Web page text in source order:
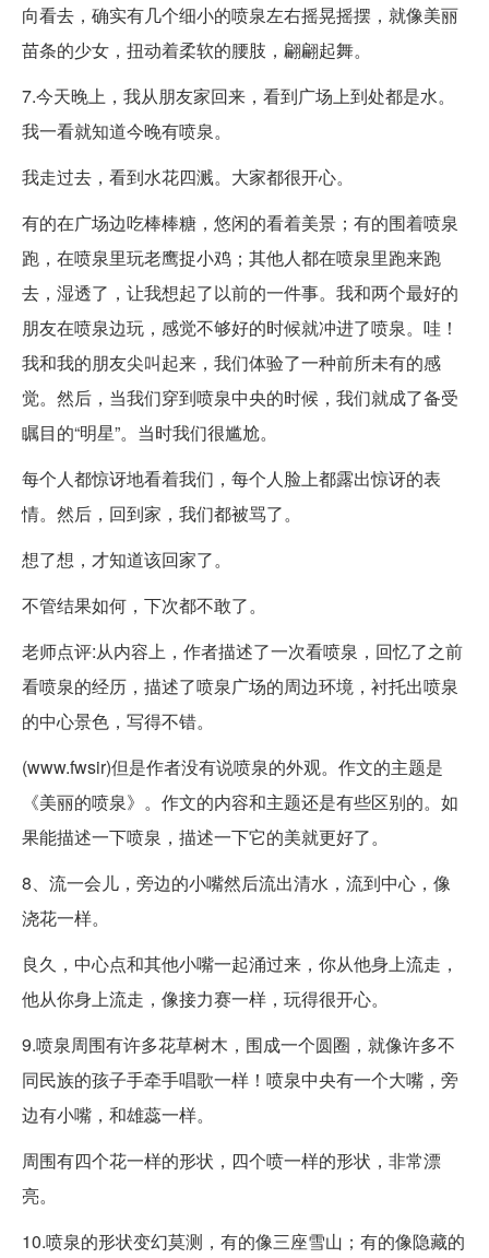
向看去，确实有几个细小的喷泉左右摇晃摇摆，就像美丽
苗条的少女，扭动着柔软的腰肢，翩翩起舞。
7.今天晚上，我从朋友家回来，看到广场上到处都是水。
我一看就知道今晚有喷泉。
我走过去，看到水花四溅。大家都很开心。
有的在广场边吃棒棒糖，悠闲的看着美景；有的围着喷泉
跑，在喷泉里玩老鹰捉小鸡；其他人都在喷泉里跑来跑
去，湿透了，让我想起了以前的一件事。我和两个最好的
朋友在喷泉边玩，感觉不够好的时候就冲进了喷泉。哇！
我和我的朋友尖叫起来，我们体验了一种前所未有的感
觉。然后，当我们穿到喷泉中央的时候，我们就成了备受
瞩目的“明星”。当时我们很尴尬。
每个人都惊讶地看着我们，每个人脸上都露出惊讶的表
情。然后，回到家，我们都被骂了。
想了想，才知道该回家了。
不管结果如何，下次都不敢了。
老师点评:从内容上，作者描述了一次看喷泉，回忆了之前
看喷泉的经历，描述了喷泉广场的周边环境，衬托出喷泉
的中心景色，写得不错。
(www.fwsir)但是作者没有说喷泉的外观。作文的主题是
《美丽的喷泉》。作文的内容和主题还是有些区别的。如
果能描述一下喷泉，描述一下它的美就更好了。
8、流一会儿，旁边的小嘴然后流出清水，流到中心，像
浇花一样。
良久，中心点和其他小嘴一起涌过来，你从他身上流走，
他从你身上流走，像接力赛一样，玩得很开心。
9.喷泉周围有许多花草树木，围成一个圆圈，就像许多不
同民族的孩子手牵手唱歌一样！喷泉中央有一个大嘴，旁
边有小嘴，和雄蕊一样。
周围有四个花一样的形状，四个喷一样的形状，非常漂
亮。
10.喷泉的形状变幻莫测，有的像三座雪山；有的像隐藏的